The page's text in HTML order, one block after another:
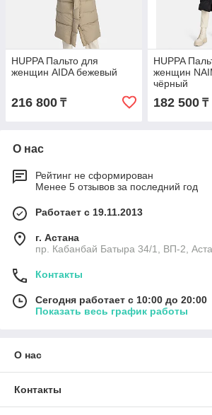
HUPPA Пальто для
женщин AIDA бежевый
216 800 ₸
HUPPA
женщин
чёрный
182 500₸
О нас
Рейтинг не сформирован
Менее 5 отзывов за последний год
Работает с 19.11.2013
г. Астана
пр. Кабанбай Батыра 34/1, ВП-2,
Контакты
Сегодня работает с 10:00 до 20:00
Показать весь график работы
О нас
Контакты